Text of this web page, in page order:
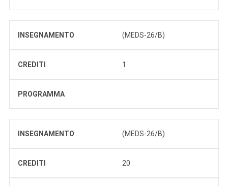
INSEGNAMENTO (MEDS-26/B)
CREDITI 1
PROGRAMMA
INSEGNAMENTO (MEDS-26/B)
CREDITI 20